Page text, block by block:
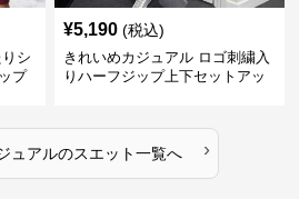
シ
プ
¥5,190 (税込)
きれいめカジュアル ロゴ刺繍入
りハーフジップ上下セットアッ
ュアルのスエット一覧へ ›